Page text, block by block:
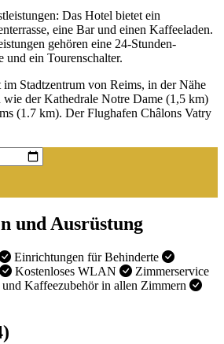
Das Hotel bietet ein
eine Bar und einen Kaffeeladen.
gehören eine 24-Stunden-
und ein Tourenschalter.
Stadtzentrum von Reims, in der Nähe
der Kathedrale Notre Dame (1,5 km)
(1.7 km). Der Flughafen Châlons Vatry
und Ausrüstung
Einrichtungen für Behinderte
Kostenloses WLAN
Zimmerservice
und Kaffeezubehör in allen Zimmern